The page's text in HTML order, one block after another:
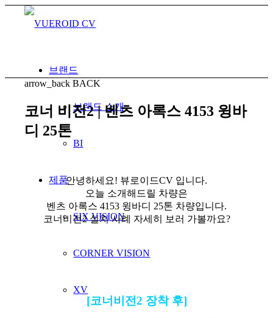
브랜드
브랜드 소개
BI
제품
SIX VISION
CORNER VISION
XV
arrow_back BACK
코너 비전2 | 벤츠 아록스 4153 윙바
디 25톤
안녕하세요! 뷰로이드CV 입니다.
오늘 소개해드릴 차량은
벤츠 아록스 4153 윙바디 25톤 차량입니다.
코너비전2 설치 사례 자세히 보러 가볼까요?
[코너비전2 장착 후]